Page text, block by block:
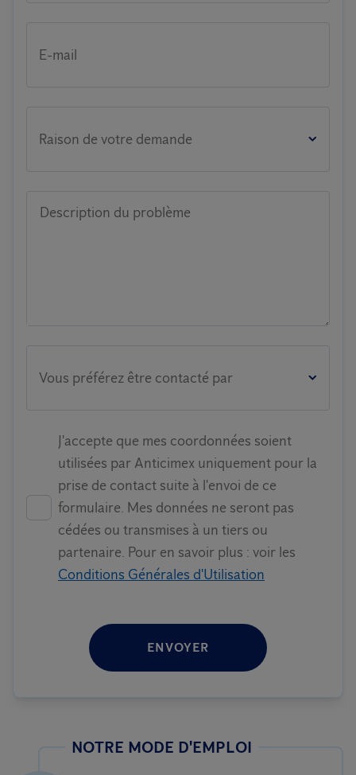
E-mail
Raison de votre demande
Description du problème
Vous préférez être contacté par
J'accepte que mes coordonnées soient
utilisées par Anticimex uniquement pour la
prise de contact suite à l'envoi de ce
formulaire. Mes données ne seront pas
cédées ou transmises à un tiers ou
partenaire. Pour en savoir plus : voir les
Conditions Générales d'Utilisation
ENVOYER
NOTRE MODE D'EMPLOI